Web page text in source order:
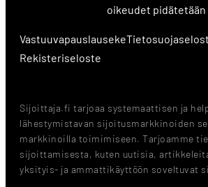
oikeudet pidätetään
Vastuuvapauslauseke
Rekisteriseloste
Sijoittaja.fi tarjoaa systemaattisen ja
lähestymistavan sijoitusmarkkinoiden
markkinoilla toimimiseen. Tarjoamme
sijoittamisesta, kuten uutisia,
yksityis- ja ammattikäyttöön soveltuvat